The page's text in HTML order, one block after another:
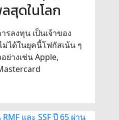
สุดในโลก
ลงทุน เป็นเจ้าของ
ได้ในยุคนี้โฟกัสเน้น ๆ
ย่างเช่น Apple,